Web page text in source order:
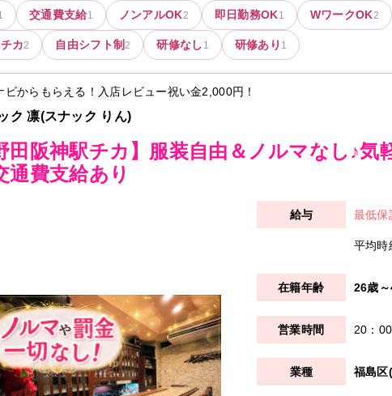
交通費支給1 ノンアルOK2 即日勤務OK1 WワークOK2
カ2 自由シフト制 2 研修なし 1 研修あり 1
ビからもらえる！入店レビュー祝い金2,000円 ！
ク 凛(スナック りん)
田阪神駅チカ】服装自由＆ノルマなし♪気
費支給あり
最低保
平均時
26歳
20：
福島区